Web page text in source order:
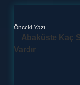
Önceki Yazı
Abaküste Kaç
Vardır